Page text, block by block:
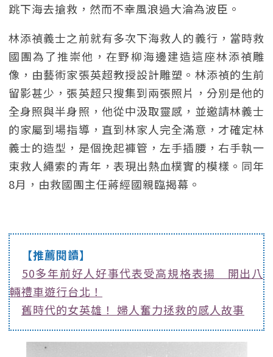
跳下海去搶救，然而不幸風浪過大淪為波臣。
林添禎義士之前就有多次下海救人的義行，當時救
國團為了推崇他，在野柳海邊建造這座林添禎雕
像，由藝術家張英超教授設計雕塑。林添禎的生前
留影甚少，張英超只搜集到兩張照片，分別是他的
全身照與半身照，他從中汲取靈感，並邀請林義士
的家屬到場指導，直到林家人完全滿意，才確定林
義士的造型，是個挽起褲管，左手插腰，右手執一
束救人繩索的青年，表現出熱血樸實的模樣。同年
8月，由救國團主任蔣經國親臨揭幕。
【推薦閱讀】
50多年前好人好事代表受高規格表揚 開出八
輛禮車遊行台北！
舊時代的女英雄！ 婦人奮力拯救的感人故事